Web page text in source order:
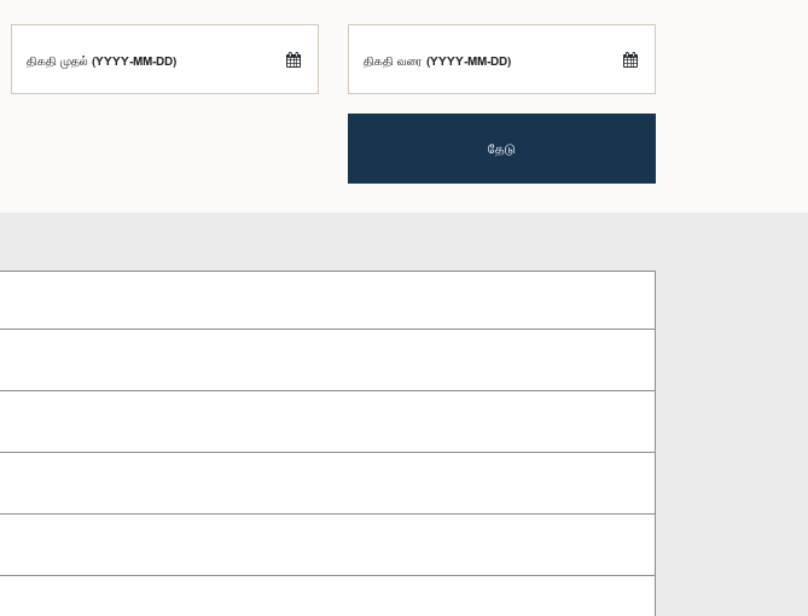
திகதி முதல் (YYYY-MM-DD) திகதி வரை (YYYY-MM-DD)
தேடு